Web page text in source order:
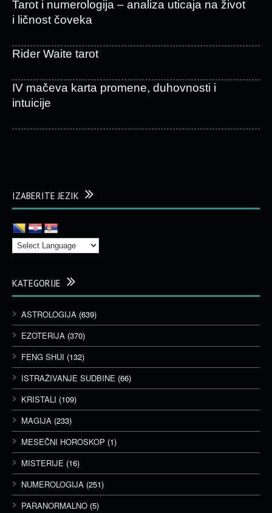
Tarot i numerologija – analiza uticaja na život
i ličnost čoveka
Rider Waite tarot
IV mačeva karta promene, duhovnosti i
intuicije
IZABERITE JEZIK
KATEGORIJE
ASTROLOGIJA (639)
EZOTERIJA (370)
FENG SHUI (132)
ISTRAŽIVANJE SUDBINE (66)
KRISTALI (109)
MAGIJA (233)
MESEČNI HOROSKOP (1)
MISTERIJE (16)
NUMEROLOGIJA (251)
PARANORMALNO (5)